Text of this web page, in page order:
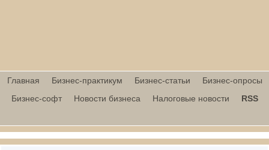
Главная Бизнес-практикум Бизнес-статьи
Бизнес-опросы
Бизнес-софт
Новости бизнеса Налоговые новости RSS